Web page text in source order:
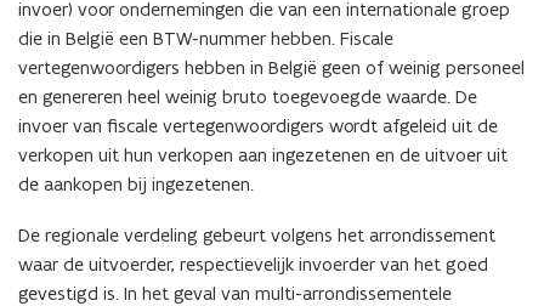
invoer) voor ondernemingen die van een internationale groep
die in België een BTW-nummer hebben. Fiscale
vertegenwoordigers hebben in België geen of weinig personeel
en genereren heel weinig bruto toegevoegde waarde. De
invoer van fiscale vertegenwoordigers wordt afgeleid uit de
verkopen uit hun verkopen aan ingezetenen en de uitvoer uit
de aankopen bij ingezetenen.
De regionale verdeling gebeurt volgens het arrondissement
waar de uitvoerder, respectievelijk invoerder van het goed
gevestigd is. In het geval van multi-arrondissementele